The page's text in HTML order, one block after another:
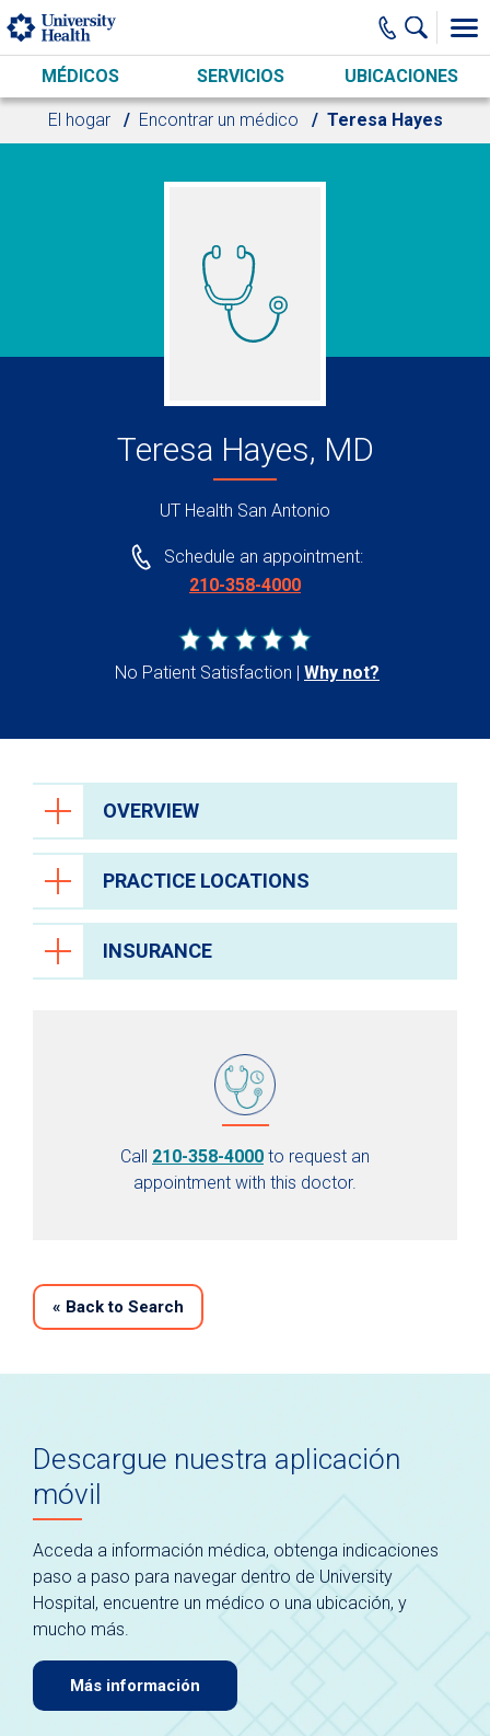
Skip to main content
MÉDICOS SERVICIOS UBICACIONES
El hogar Encontrar un médico Teresa Hayes
Teresa Hayes, MD
UT Health San Antonio
Schedule an appointment:
210-358-4000
No Patient Satisfaction Why not?
OVERVIEW
PRACTICE LOCATIONS
INSURANCE
Call 210-358-4000 to request an
appointment with this doctor.
« Back to Search
Descargue nuestra aplicación
móvil
Acceda a información médica, obtenga indicaciones
paso a paso para navegar dentro de University
Hospital, encuentre un médico o una ubicación, y
mucho más.
Más información